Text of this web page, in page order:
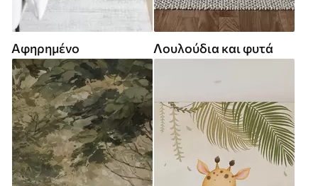
Αφηρημένο Λουλούδια και φυτά